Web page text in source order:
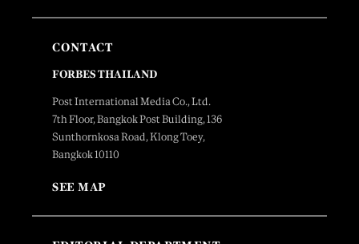
CONTACT
FORBES THAILAND
Post International Media Co., Ltd.
7th Floor, Bangkok Post Building, 136
Sunthornkosa Road, Klong Toey,
Bangkok 10110
SEE MAP